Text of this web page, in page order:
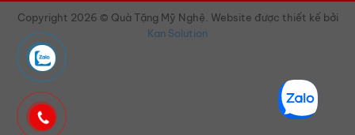
Tham khảo các sản phẩm Tàu thuyền Mô hình tại đây
Tham khảo các sản phẩm Làng Đồng Đại Bái
Tham khảo các sản phẩm quà Doanh Nghiệp khác
đây
Tham khảo các sản phẩm Quà tặng văn hóa Việttại
Copyright 2026 © Quà Tặng Mỹ Nghệ. Website được thiết kế bởi
Kan Solution